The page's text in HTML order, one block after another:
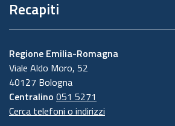
Recapiti
Regione Emilia-Romagna
Viale Aldo Moro, 52
40127 Bologna
Centralino 051 5271
Cerca telefoni o indirizzi